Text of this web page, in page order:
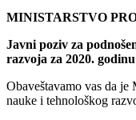
MINISTARSTVO
Javni poziv za
razvoja za 2020. godinu
Obaveštavamo vas da je
nauke i tehnološkog